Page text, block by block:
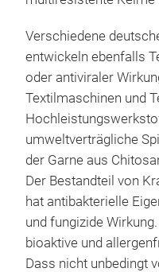
Verschiedene
entwickeln ebenfalls
oder antiviraler
Textilmaschinen und
umweltverträgliche
der Garne aus
Der Bestandteil von
hat antibakterielle
und fungizide
bioaktive und
Dass nicht unbedingt